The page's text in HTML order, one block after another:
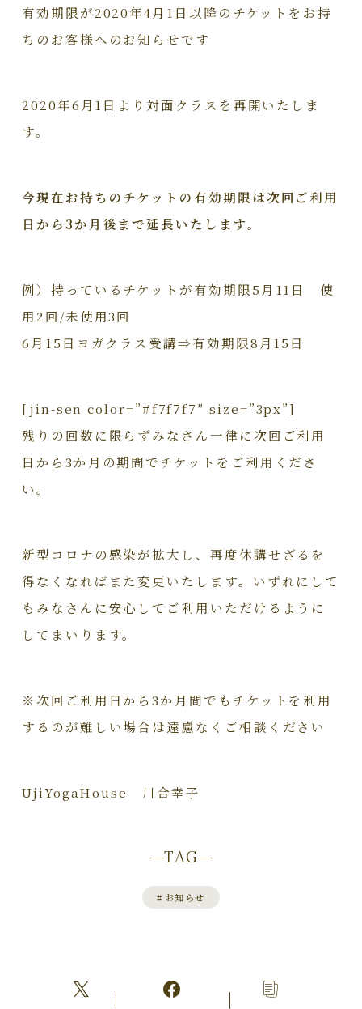
有効期限が2020年4月1日以降のチケットをお持
ちのお客様へのお知らせです
2020年6月1日より対面クラスを再開いたしま
す。
今現在お持ちのチケットの有効期限は次回ご利用
日から3か月後まで延長いたします。
例）持っているチケットが有効期限5月11日 使
用2回/未使用3回
6月15日ヨガクラス受講⇒有効期限8月15日
[jin-sen color=”#f7f7f7″ size=”3px”]
残りの回数に限らずみなさん一律に次回ご利用
日から3か月の期間でチケットをご利用くださ
い。
新型コロナの感染が拡大し、再度休講せざるを
得なくなればまた変更いたします。いずれにして
もみなさんに安心してご利用いただけるように
してまいります。
※次回ご利用日から3か月間でもチケットを利用
するのが難しい場合は遠慮なくご相談ください
UjiYogaHouse 川合幸子
TAG
# お知らせ